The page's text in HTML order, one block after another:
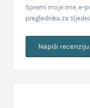
Spremi moje ime, e-
pregledniku za